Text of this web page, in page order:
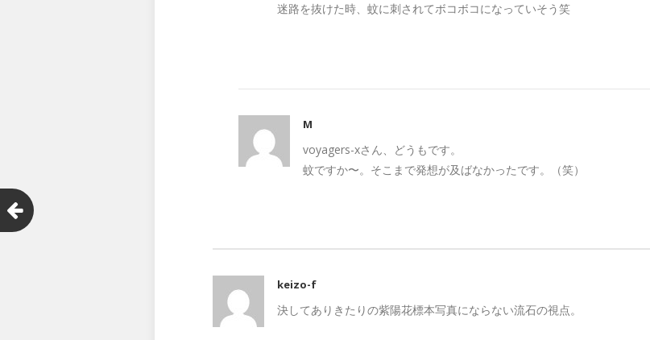
迷路を抜けた時、蚊に刺されてボコボコになっていそう笑
M
voyagers-xさん、どうもです。
蚊ですか〜。そこまで発想が及ばなかったです。（笑）
keizo-f
決してありきたりの紫陽花標本写真にならない流石の視点。